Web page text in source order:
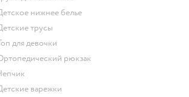
Детское нижнее белье
Детские трусы
Топ для девочки
Ортопедический рюкзак
Чепчик
Детские варежки